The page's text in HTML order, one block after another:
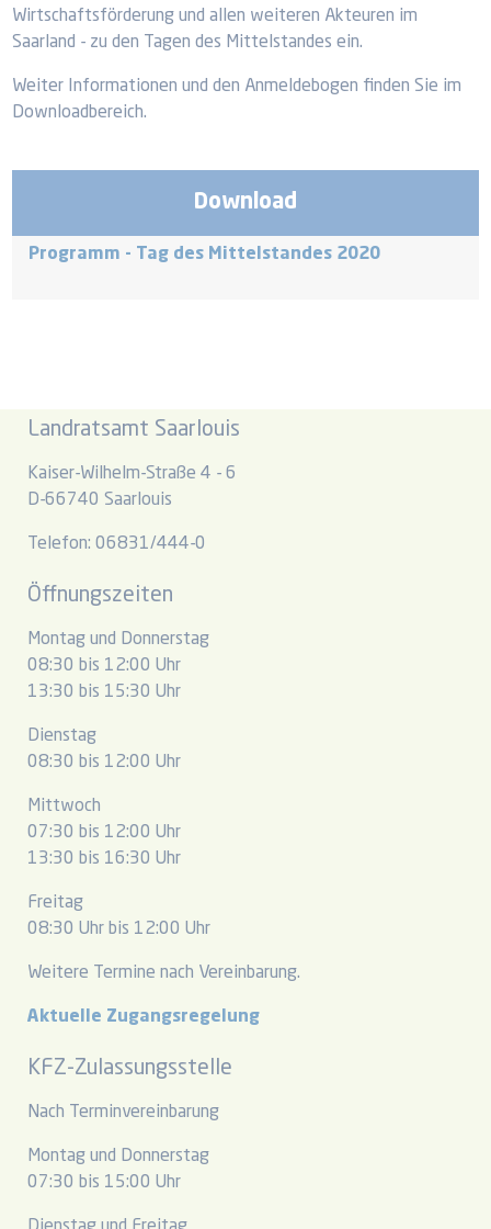
Wirtschaftsförderung und allen weiteren Akteuren im
Saarland - zu den Tagen des Mittelstandes ein.
Weiter Informationen und den Anmeldebogen finden Sie im
Downloadbereich.
Download
Programm - Tag des Mittelstandes 2020
Landratsamt Saarlouis
Kaiser-Wilhelm-Straße 4 - 6
D-66740 Saarlouis
Telefon: 06831/444-0
Öffnungszeiten
Montag und Donnerstag
08:30 bis 12:00 Uhr
13:30 bis 15:30 Uhr
Dienstag
08:30 bis 12:00 Uhr
Mittwoch
07:30 bis 12:00 Uhr
13:30 bis 16:30 Uhr
Freitag
08:30 Uhr bis 12:00 Uhr
Weitere Termine nach Vereinbarung.
Aktuelle Zugangsregelung
KFZ-Zulassungsstelle
Nach Terminvereinbarung
Montag und Donnerstag
07:30 bis 15:00 Uhr